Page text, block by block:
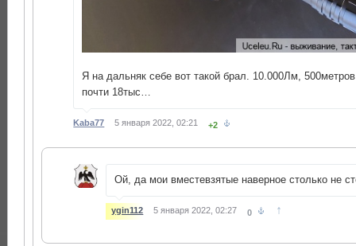
Я на дальняк себе вот такой брал. 10.000Лм,
почти 18тыс…
Kaba77 5 января 2022, 02:21 +2
Ой, да мои вместевзятые наверное столько не
ygin112 5 января 2022, 02:27 0 ↑